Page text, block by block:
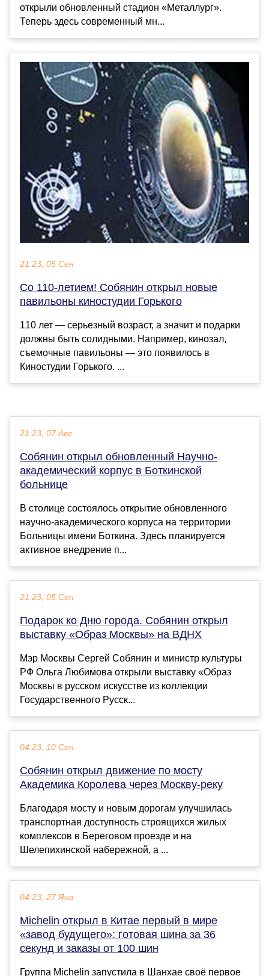
открыли обновленный стадион «Металлург».
Теперь здесь современный мн...
21:23, 05 Сен
Со 110-летием! Собянин открыл новые
павильоны киностудии Горького
110 лет — серьезный возраст, а значит и подарки
должны быть солидными. Например, кинозал,
съемочные павильоны — это появилось в
Киностудии Горького. ...
21:23, 07 Авг
Собянин открыл обновленный Научно-
академический корпус в Боткинской
больнице
В столице состоялось открытие обновленного
научно-академического корпуса на территории
Больницы имени Боткина. Здесь планируется
активное внедрение п...
21:23, 05 Сен
Подарок ко Дню города. Собянин открыл
выставку «Образ Москвы» на ВДНХ
Мэр Москвы Сергей Собянин и министр культуры
РФ Ольга Любимова открыли выставку «Образ
Москвы в русском искусстве из коллекции
Государственного Русск...
04:23, 10 Сен
Собянин открыл движение по мосту
Академика Королева через Москву-реку
Благодаря мосту и новым дорогам улучшилась
транспортная доступность строящихся жилых
комплексов в Береговом проезде и на
Шелепихинской набережной, а ...
04:23, 27 Янв
Michelin открыл в Китае первый в мире
«завод будущего»: готовая шина за 36
секунд и заказы от 100 шин
Группа Michelin запустила в Шанхае своё первое